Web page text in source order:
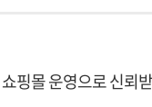
핑몰 운영으로 신뢰